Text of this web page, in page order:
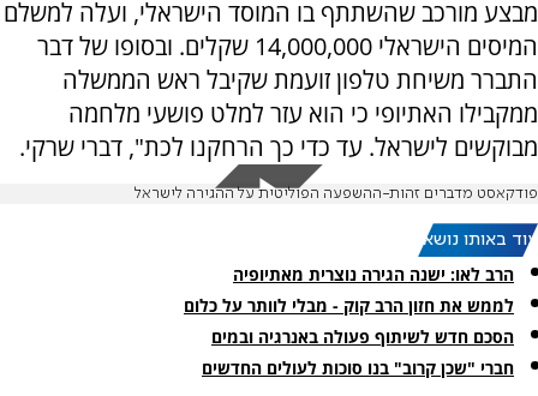
מבצע מורכב שהשתתף בו המוסד הישראלי, ועלה למשלם
המיסים הישראלי 14,000,000 שקלים. ובסופו של דבר
התברר משיחת טלפון זועמת שקיבל ראש הממשלה
ממקבילו האתיופי כי הוא עזר למלט פושעי מלחמה
מבוקשים לישראל. עד כדי כך הרחקנו לכת", דברי שרקי.
פודקאסט מדברים זהות-ההשפעה הפוליטית על ההגירה לישראל
עוד באותו נושא:
הרב לאו: ישנה הגירה נוצרית מאתיופיה
לממש את חזון הרב קוק - מבלי לוותר על כלום
הסכם חדש לשיתוף פעולה באנרגיה ובמים
חברי "שכן קרוב" בנו סוכות לעולים החדשים